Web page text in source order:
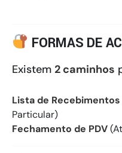
FORMAS DE
Existem 2 caminhos
Lista de Recebimentos
Particular)
Fechamento de PDV